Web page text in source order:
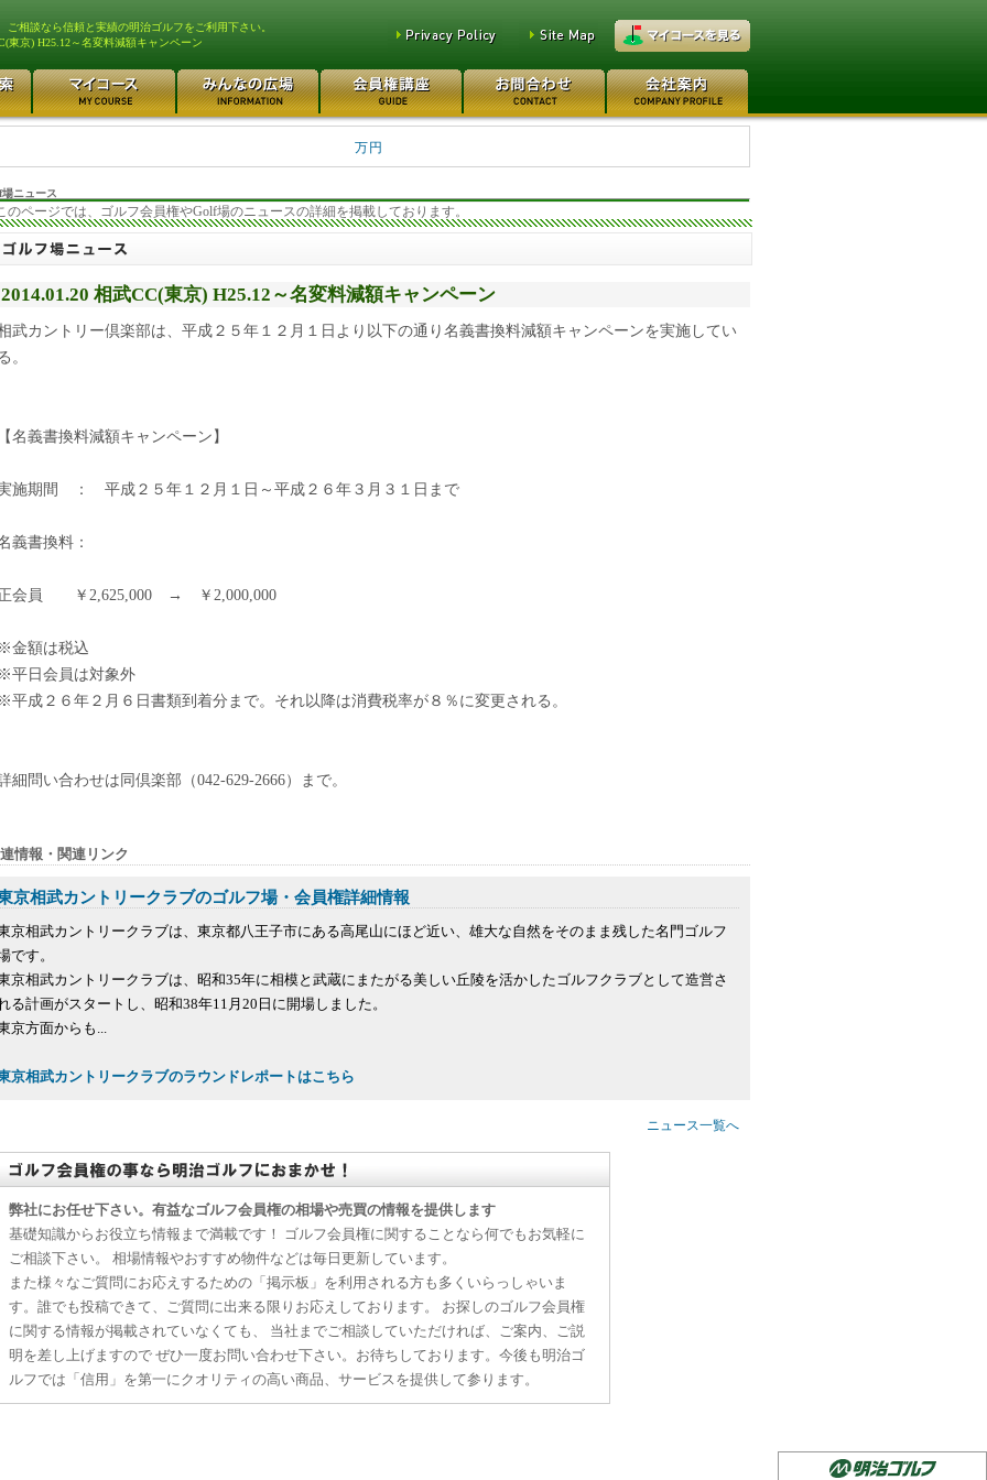
ご相談なら信頼と実績の明治ゴルフをご利用下さい。
東京) H25.12～名変料減額キャンペーン
平塚富士見カントリークラ... 700万円 都留カントリー倶楽部 55万円
レイクウッドゴルフクラブ
3400万円
さいたま梨花カントリーク... 20万円
万円
ニュース
のページでは、ゴルフ会員権やGolf場のニュースの詳細を掲載しております。
2014.01.20 相武CC(東京) H25.12～名変料減額キャンペーン
武カントリー倶楽部は、平成２５年１２月１日より以下の通り名義書換料減額キャンペーンを実施してい
。
名義書換料減額キャンペーン】
施期間 ： 平成２５年１２月１日～平成２６年３月３１日まで
義書換料：
会員 ￥2,625,000 → ￥2,000,000
金額は税込
平日会員は対象外
平成２６年２月６日書類到着分まで。それ以降は消費税率が８％に変更される。
細問い合わせは同倶楽部（042-629-2666）まで。
情報・関連リンク
京相武カントリークラブのゴルフ場・会員権詳細情報
京相武カントリークラブは、東京都八王子市にある高尾山にほど近い、雄大な自然をそのまま残した名門ゴルフ
です。
京相武カントリークラブは、昭和35年に相模と武蔵にまたがる美しい丘陵を活かしたゴルフクラブとして造営さ
る計画がスタートし、昭和38年11月20日に開場しました。
京方面からも...
京相武カントリークラブのラウンドレポートはこちら
ニュース一覧へ
弊社にお任せ下さい。有益なゴルフ会員権の相場や売買の情報を提供します
基礎知識からお役立ち情報まで満載です！ ゴルフ会員権に関することなら何でもお気軽に
ご相談下さい。 相場情報やおすすめ物件などは毎日更新しています。
また様々なご質問にお応えするための「掲示板」を利用される方も多くいらっしゃいま
す。誰でも投稿できて、ご質問に出来る限りお応えしております。 お探しのゴルフ会員権
に関する情報が掲載されていなくても、 当社までご相談していただければ、ご案内、ご説
明を差し上げますので ぜひ一度お問い合わせ下さい。お待ちしております。今後も明治ゴ
ルフでは「信用」を第一にクオリティの高い商品、サービスを提供して参ります。